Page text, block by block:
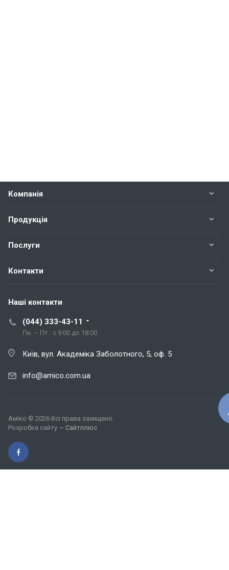
Компанія
Продукція
Послуги
Контакти
Наші контакти
(044) 333-43-11
Пн. – Пт.: с 9:00 до 18:00
Київ, вул. Академіка Заболотного, 5, оф. 5
info@amico.com.ua
Аміко © 2026 Всі права захищено.
Розробка сайту — Сайтплюс